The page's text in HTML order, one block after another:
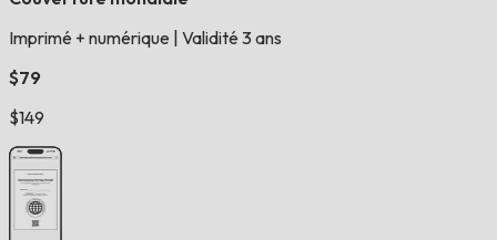
Imprimé + numérique Validité 3 ans
$79
$149